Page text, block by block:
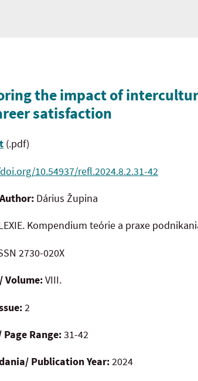
the impact of
satisfaction
(.pdf)
10.54937/refl.2024.8.2.31-42
Dárius Župina
Kompendium teórie a praxe
2730-020X
Volume:VIII.
2
Range:31-42
Publication Year:2024